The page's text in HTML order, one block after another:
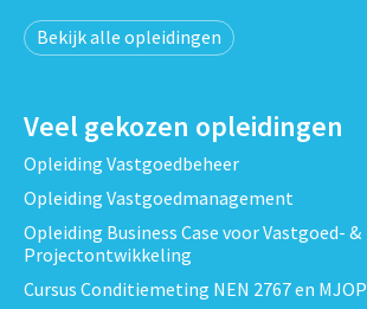
Bekijk alle opleidingen
Veel gekozen opleidingen
Opleiding Vastgoedbeheer
Opleiding Vastgoedmanagement
Opleiding Business Case voor Vastgoed- &
Projectontwikkeling
Cursus Conditiemeting NEN 2767 en MJOP